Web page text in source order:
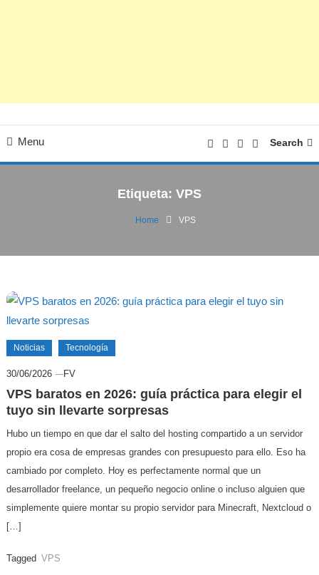
Menu Search
Etiqueta: VPS
Home VPS
Noticias Tecnología
30/06/2026 FV
VPS baratos en 2026: guía práctica para elegir el
tuyo sin llevarte sorpresas
Hubo un tiempo en que dar el salto del hosting compartido a un servidor
propio era cosa de empresas grandes con presupuesto para ello. Eso ha
cambiado por completo. Hoy es perfectamente normal que un
desarrollador freelance, un pequeño negocio online o incluso alguien que
simplemente quiere montar su propio servidor para Minecraft, Nextcloud o
[…]
Tagged VPS